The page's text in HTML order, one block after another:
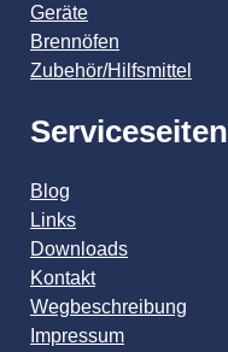
Geräte
Brennöfen
Zubehör/Hilfsmittel
Serviceseiten
Blog
Links
Downloads
Kontakt
Wegbeschreibung
Impressum